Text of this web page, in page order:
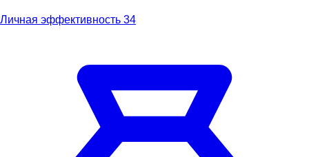
Личная эффективность 34